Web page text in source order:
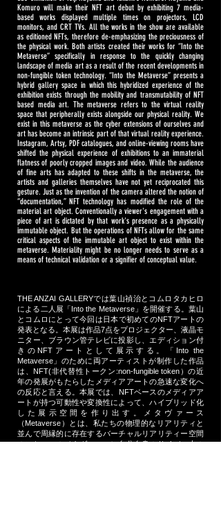
Komuro will make their NFT art debut by exhibiting 7 media-
based works displayed multiple times on projectors, LCD
monitors, and CRT TVs. All the works in the show are available
as editioned NFTs, therefore de-emphasizing the preciousness of
the physical work. Both artists created their works for “Into the
Metaverse” specifically in response to the quickly changing
landscape of media art as a result of the recent developments in
non-fungible token technology. “Into the Metaverse” presents a
hybrid gallery space in which this hybridized experience of the
exhibition exists through the mobility and transmutability of NFT
based media art. The metaverse refers to the virtual reality
space that peripherally exists alongside our physical reality. We
exist in this metaverse as the cyber extensions of ourselves and
art has become an intrinsic part of that virtual reality experience.
Instagram, Artsy, PDF catalogues, and online-viewing rooms have
shifted the physical experience of exhibitions to an immaterial
flatness of poorly cropped images and video. While the audience
of fine arts has adapted to these shifts in the metaverse, the
artists and galleries themselves have not yet reciprocated this
gesture. Just as the invention of the camera altered the notion of
“documentation,” NFT technology has modified the role of the
material art object. Conventionally a viewer's engagement with a
piece of art is dictated by that work's presence as a physically
immutable object. But the operations of NFTs allow for the same
critical aspects of the immutable art object to exist within the
metaverse. Materiality might be no longer needs to serve as a
means of technical validation or a signifier of conceptual value.
THE ANZAI GALLERYでは葉山禎治とコムロタカヒロ
による二人展「Into the Metaverse」を開催する。葉山
とコムロにとって今回は日本で初めてのNFTアートの
発表となる。本展は作品7点をプロジェクター、液晶モ
ニター、ブラウン管テレビに投影し、エディション付
きのNFTアートとして展示する。「Into the
Metaverse」のために両アーティストが制作した作品
は、NFT(非代替性トークン​:non-fungible token）の近
年の発展がもたらしたメディアアートの急速な変化へ
の反応と言える。本展では、NFTベースのメディアア
ートが持つ可動性や変換性によって、ハイブリッド化
した展示空間を作り出す。
メタヴァース
（Metaverse）とは、私たちの物理的なリアリティと
並んで周縁的に存在するバーチャルリアリティー空間
のこと。このメタヴァースに自分自身のサイバー上の